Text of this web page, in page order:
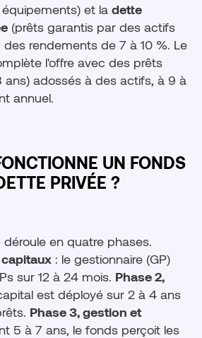
et la dette
(prêts garantis par des actifs
des rendements de 7 à 10 %. Le
l'offre avec des prêts
ans) adossés à des actifs, à 9 à
annuel.
UN FONDS
PRIVÉE ?
en quatre phases.
capitaux : le gestionnaire (GP)
sur 12 à 24 mois. Phase 2,
est déployé sur 2 à 4 ans
Phase 3, gestion et
5 à 7 ans, le fonds perçoit les